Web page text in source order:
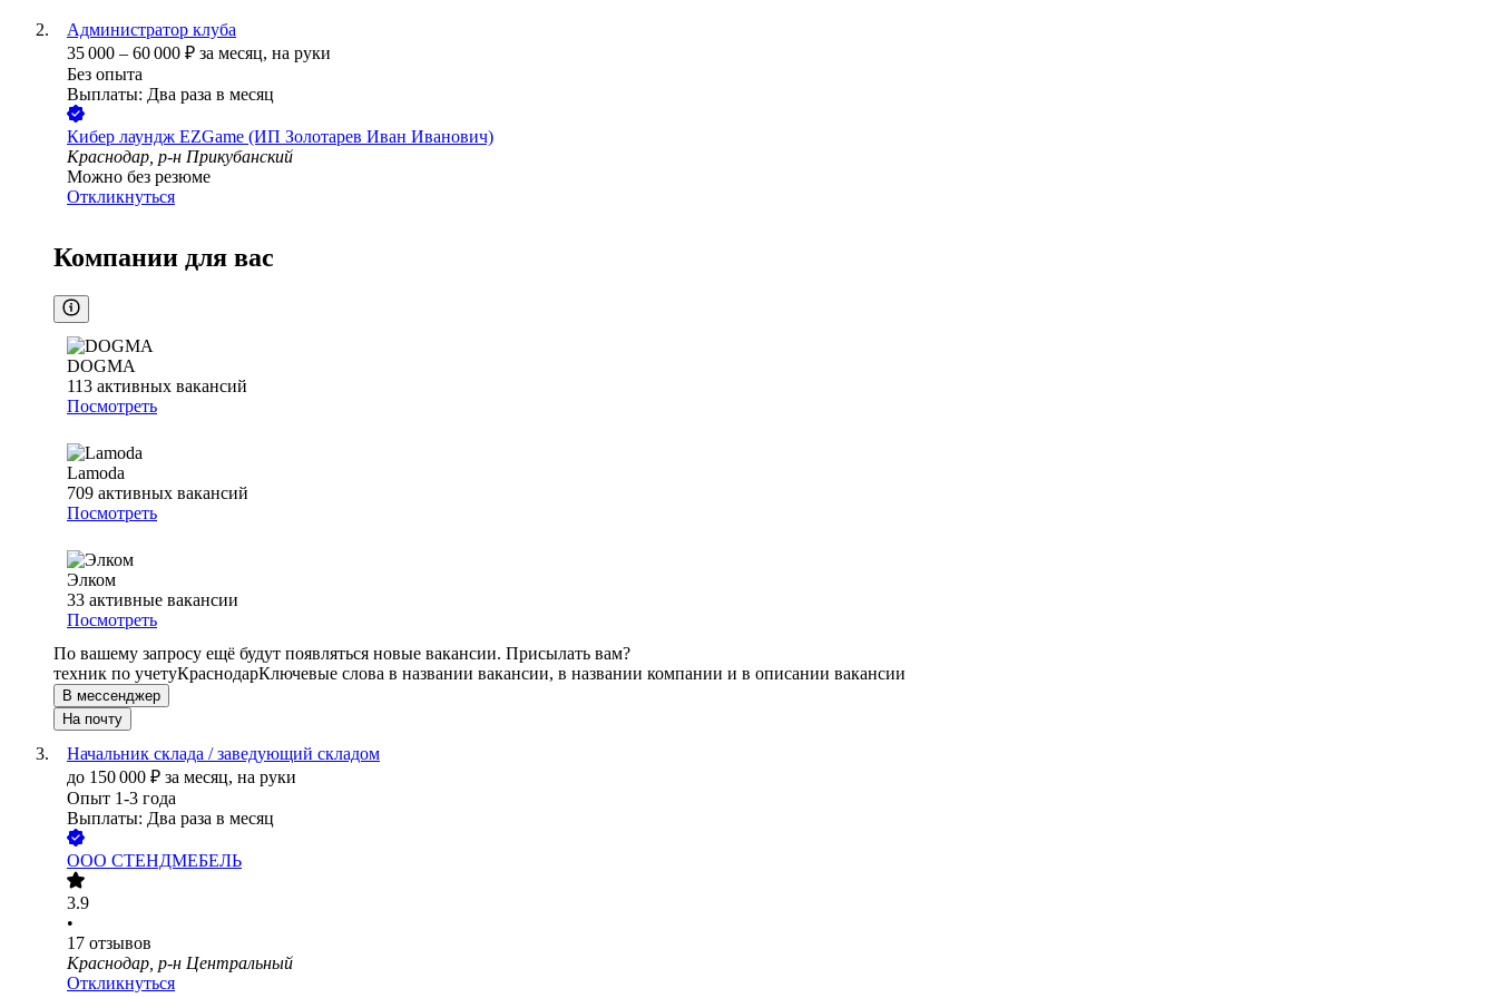
Администратор клуба
35 000 – 60 000 ₽ за месяц, на руки
Без опыта
Выплаты: Два раза в месяц
Кибер лаундж EZGame (ИП Золотарев Иван Иванович)
Краснодар, р-н Прикубанский
Можно без резюме
Откликнуться
Компании для вас
DOGMA
113 активных вакансий
Посмотреть
Lamoda
709 активных вакансий
Посмотреть
Элком
33 активные вакансии
Посмотреть
По вашему запросу ещё будут появляться новые вакансии. Присылать вам?
техник по учетуКраснодарКлючевые слова в названии вакансии, в названии компании и в описании вакансии
В мессенджер
На почту
Начальник склада / заведующий складом
до 150 000 ₽ за месяц, на руки
Опыт 1-3 года
Выплаты: Два раза в месяц
ООО СТЕНДМЕБЕЛЬ
3.9
•
17 отзывов
Краснодар, р-н Центральный
Откликнуться